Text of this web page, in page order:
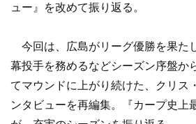
ュー』を改めて振り返る。
今回は、広島がリーグ優勝を果た
幕投手を務めるなどシーズン序盤か
てマウンドに上がり続けた、クリス
ンタビューを再編集。『カープ史上